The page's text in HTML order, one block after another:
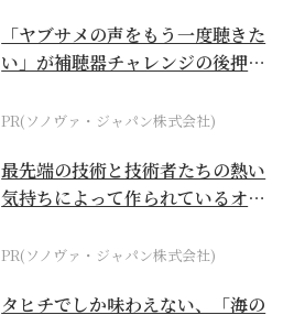
「ヤブサメの声をもう一度聴きた
い」が補聴器チャレンジの後押し
PR(ソノヴァ・ジャパン株式会社)
最先端の技術と技術者たちの熱い
気持ちによって作られているオー
PR(ソノヴァ・ジャパン株式会社)
タヒチでしか味わえない、「海の